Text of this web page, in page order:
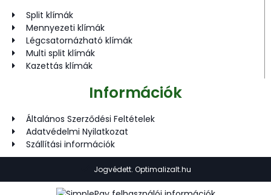
Split klímák
Mennyezeti klímák
Légcsatornázható klímák
Multi split klímák
Kazettás klímák
Információk
Általános Szerződési Feltételek
Adatvédelmi Nyilatkozat
Szállítási információk
Jogvédett. Optimalizalt.hu